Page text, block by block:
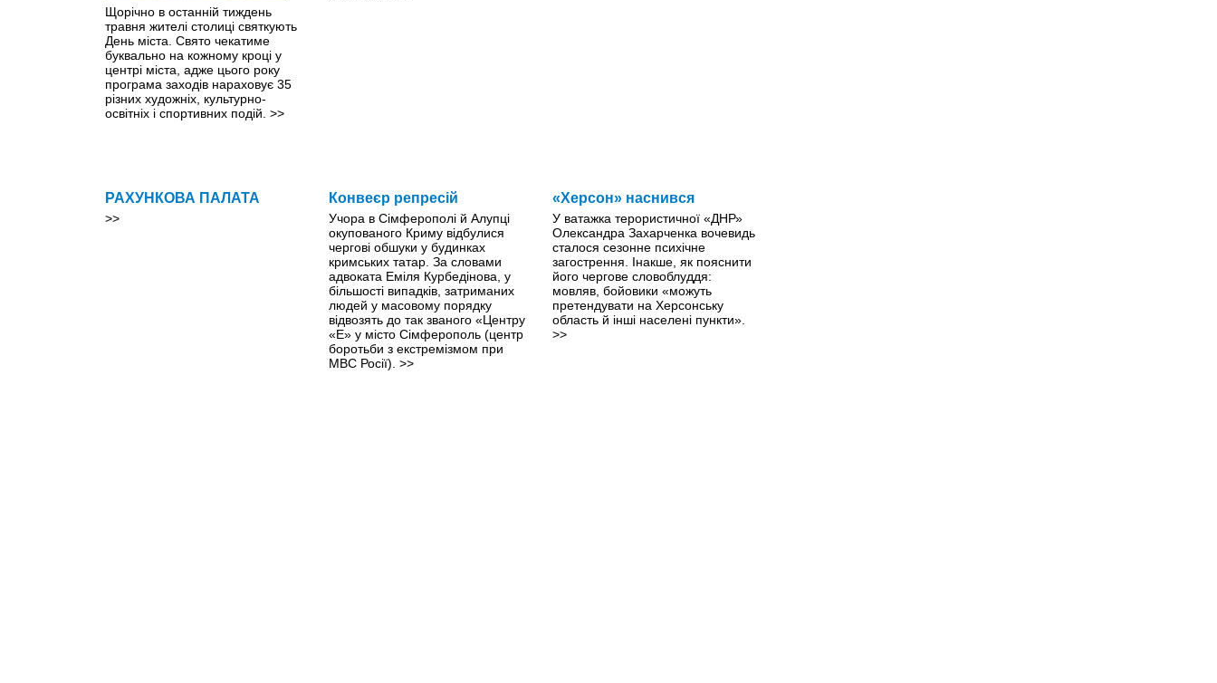
Щорічно в останній тиждень
травня жителі столиці святкують
День міста. Свято чекатиме
буквально на кожному кроці y
центрі міста, адже цього року
програма заходів нараховує 35
різних художніх, культурно-
освітніх і спортивних подій. >>
РАХУНКОВА ПАЛАТА
>>
Конвеєр репресій
Учора в Сімферополі й Алупці
окупованого Криму відбулися
чергові обшуки у будинках
кримських татар. За словами
адвоката Еміля Курбедінова, у
більшості випадків, затриманих
людей у масовому порядку
відвозять до так званого «Центру
«Е» у місто Сімферополь (центр
боротьби з екстремізмом при
МВС Росії). >>
«Херсон» наснився
У ватажка терористичної «ДНР»
Олександра Захарченка вочевидь
сталося сезонне психічне
загострення. Інакше, як пояснити
його чергове словоблуддя:
мовляв, бойовики «можуть
претендувати на Херсонську
область й інші населені пункти».
>>